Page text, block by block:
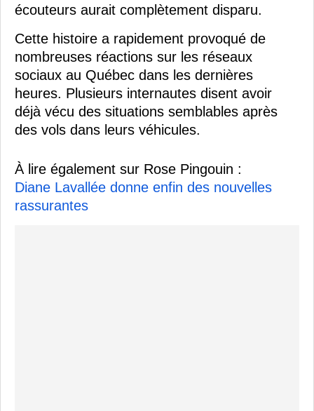
écouteurs aurait complètement disparu.
Cette histoire a rapidement provoqué de
nombreuses réactions sur les réseaux
sociaux au Québec dans les dernières
heures. Plusieurs internautes disent avoir
déjà vécu des situations semblables après
des vols dans leurs véhicules.
À lire également sur Rose Pingouin :
Diane Lavallée donne enfin des nouvelles
rassurantes